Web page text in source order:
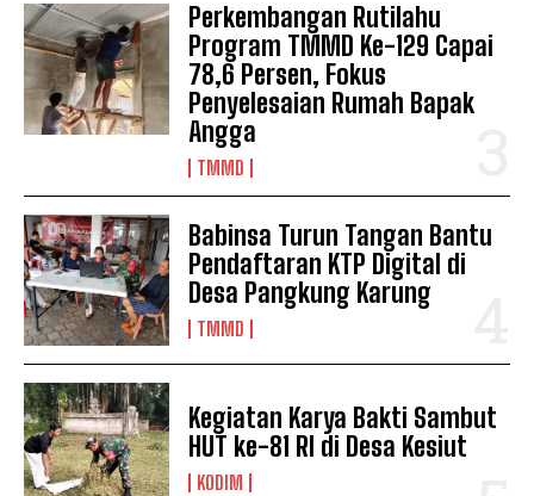
Perkembangan Rutilahu
Program TMMD Ke-129 Capai
78,6 Persen, Fokus
Penyelesaian Rumah Bapak
Angga
TMMD
Babinsa Turun Tangan Bantu
Pendaftaran KTP Digital di
Desa Pangkung Karung
TMMD
Kegiatan Karya Bakti Sambut
HUT ke-81 RI di Desa Kesiut
KODIM